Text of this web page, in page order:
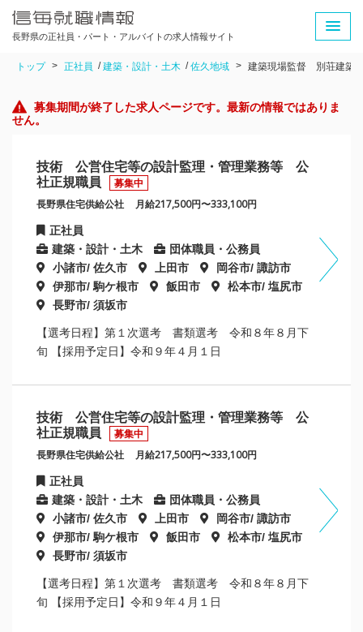
長野県の正社員・パート・アルバイトの求人情報サイト
トップ 正社員 建築・設計・土木 佐久地域 建築現場監督 別荘建築
募集期間が終了した求人ページです。最新の情報ではありま
せん。
技術 公営住宅等の設計監理・管理業務等 公
社正規職員
募集中
長野県住宅供給公社 月給217,500円〜333,100円
正社員
建築・設計・土木
団体職員・公務員
小諸市/ 佐久市
上田市
岡谷市/ 諏訪市
伊那市/ 駒ケ根市
飯田市
松本市/ 塩尻市
長野市/ 須坂市
【選考日程】第１次選考 書類選考 令和８年８月下
旬 【採用予定日】令和９年４月１日
技術 公営住宅等の設計監理・管理業務等 公
社正規職員
募集中
長野県住宅供給公社 月給217,500円〜333,100円
正社員
建築・設計・土木
団体職員・公務員
小諸市/ 佐久市
上田市
岡谷市/ 諏訪市
伊那市/ 駒ケ根市
飯田市
松本市/ 塩尻市
長野市/ 須坂市
【選考日程】第１次選考 書類選考 令和８年８月下
旬 【採用予定日】令和９年４月１日